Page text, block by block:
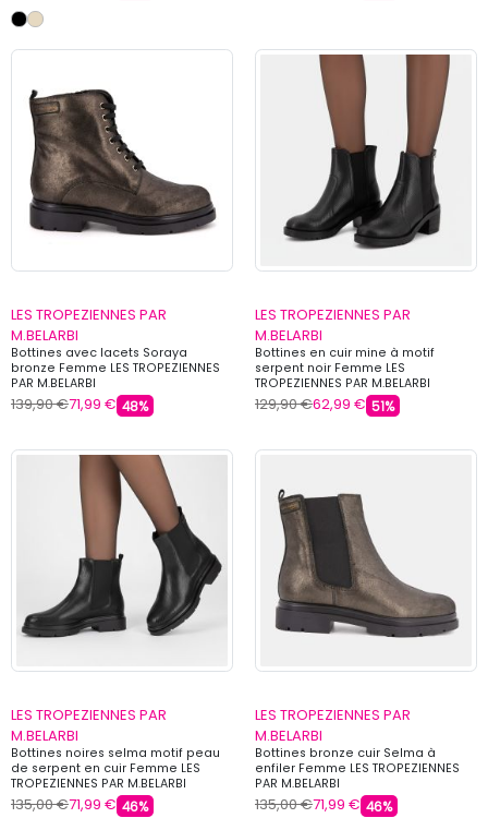
LES TROPEZIENNES PAR
M.BELARBI
Bottines avec lacets Soraya
bronze Femme LES TROPEZIENNES
PAR M.BELARBI
139,90 €71,99 € 48%
LES TROPEZIENNES PAR
M.BELARBI
Bottines en cuir mine à motif
serpent noir Femme LES
TROPEZIENNES PAR M.BELARBI
129,90 €62,99 € 51%
LES TROPEZIENNES PAR
M.BELARBI
Bottines noires selma motif peau
de serpent en cuir Femme LES
TROPEZIENNES PAR M.BELARBI
135,00 €71,99 € 46%
LES TROPEZIENNES PAR
M.BELARBI
Bottines bronze cuir Selma à
enfiler Femme LES TROPEZIENNES
PAR M.BELARBI
135,00 €71,99 € 46%